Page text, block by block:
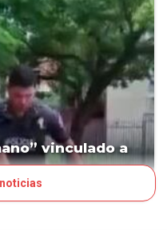
vinculado a